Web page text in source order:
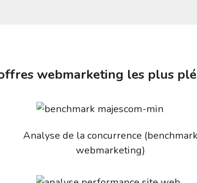
webmarketing les plus
Analyse de la concurrence (benchmark
webmarketing)